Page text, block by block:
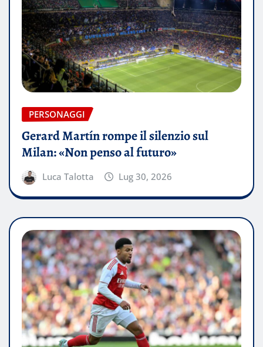
PERSONAGGI
Gerard Martín rompe il silenzio sul
Milan: «Non penso al futuro»
Luca Talotta Lug 30, 2026